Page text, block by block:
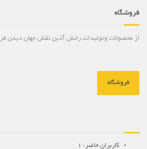
فروشگاه
از محصولات وتولیدات رخش آذین نقش جهان دیدن
فروشگاه
کاربران حاضر: 1